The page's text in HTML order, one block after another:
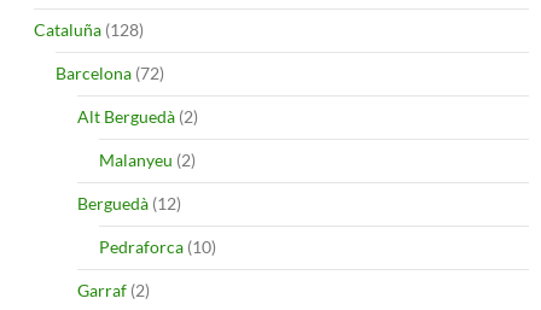
Cataluña (128)
Barcelona (72)
Alt Berguedà (2)
Malanyeu (2)
Berguedà (12)
Pedraforca (10)
Garraf (2)